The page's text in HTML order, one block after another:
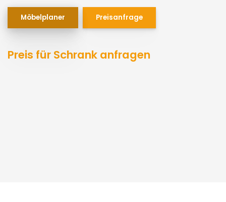
Möbelplaner Preisanfrage
Preis für Schrank anfragen